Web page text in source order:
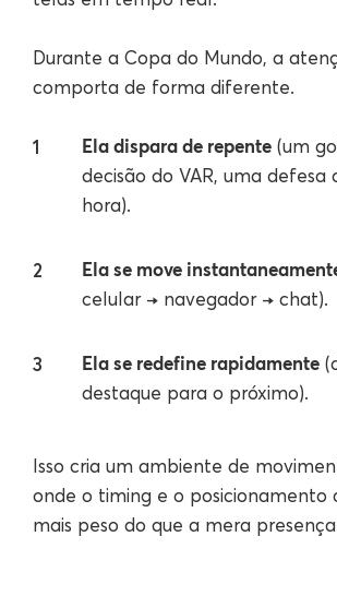
Durante a Copa do Mundo, a
comporta de forma diferente.
Ela dispara de repente (um
decisão do VAR, uma defesa
hora).
Ela se move
celular → navegador → chat).
Ela se redefine rapidamente
destaque para o próximo).
Isso cria um ambiente de
onde o timing e o posicionamento
mais peso do que a mera